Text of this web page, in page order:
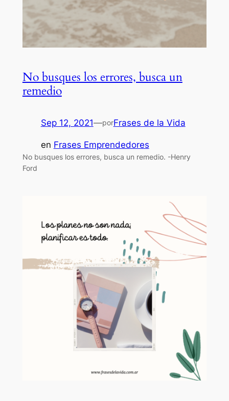
No busques los errores, busca un
remedio
Sep 12, 2021—porFrases de la Vida
en Frases Emprendedores
No busques los errores, busca un remedio. -Henry
Ford